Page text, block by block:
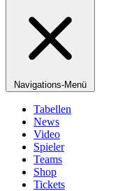
Navigations-Menü
Tabellen
News
Video
Spieler
Teams
Shop
Tickets